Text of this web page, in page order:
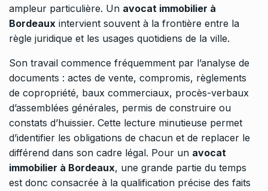
ampleur particulière. Un avocat immobilier à
Bordeaux intervient souvent à la frontière entre la
règle juridique et les usages quotidiens de la ville.
Son travail commence fréquemment par l’analyse de
documents : actes de vente, compromis, règlements
de copropriété, baux commerciaux, procès-verbaux
d’assemblées générales, permis de construire ou
constats d’huissier. Cette lecture minutieuse permet
d’identifier les obligations de chacun et de replacer le
différend dans son cadre légal. Pour un avocat
immobilier à Bordeaux, une grande partie du temps
est donc consacrée à la qualification précise des faits